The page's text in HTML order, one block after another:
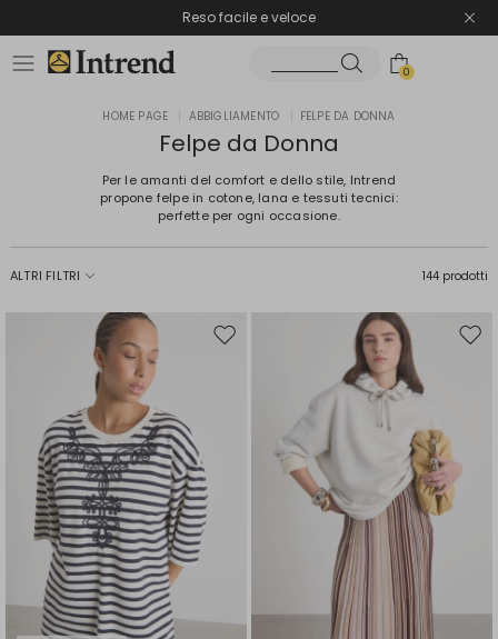
Spedizione gratuita
Reso facile e veloce
0
HOME PAGE ABBIGLIAMENTO FELPE DA DONNA
Felpe da Donna
Per le amanti del comfort e dello stile, Intrend
propone felpe in cotone, lana e tessuti tecnici:
perfette per ogni occasione.
ALTRI FILTRI 144 prodotti
Sposta